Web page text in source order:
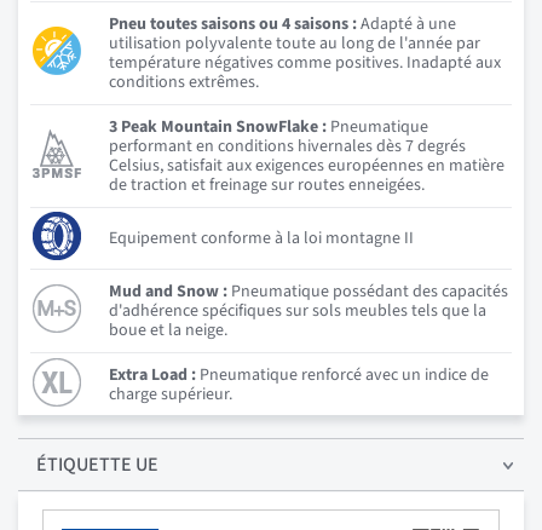
Pneu toutes saisons ou 4 saisons :Adapté à une
utilisation polyvalente toute au long de l'année par
température négatives comme positives. Inadapté aux
conditions extrêmes.
3 Peak Mountain SnowFlake : Pneumatique
performant en conditions hivernales dès 7 degrés
Celsius, satisfait aux exigences européennes en matière
de traction et freinage sur routes enneigées.
Equipement conforme à la loi montagne II
Mud and Snow : Pneumatique possédant des capacités
d'adhérence spécifiques sur sols meubles tels que la
boue et la neige.
Extra Load : Pneumatique renforcé avec un indice de
charge supérieur.
ÉTIQUETTE UE